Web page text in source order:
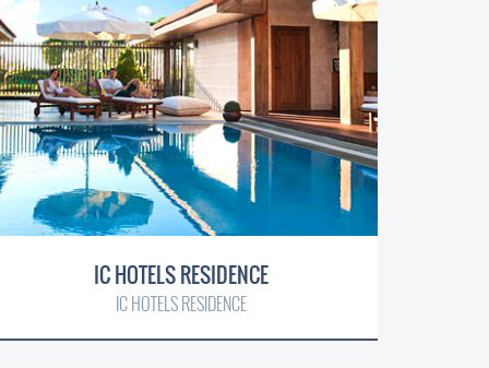
IC HOTELS RESIDENCE
IC HOTELS RESIDENCE